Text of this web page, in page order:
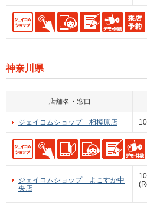
神奈川県
店舗名・窓口
ジェイコムショップ 相模原店
ジェイコムショップ よこすか中
央店